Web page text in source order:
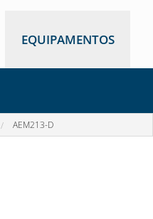
EQUIPAMENTOS
AEM213-D